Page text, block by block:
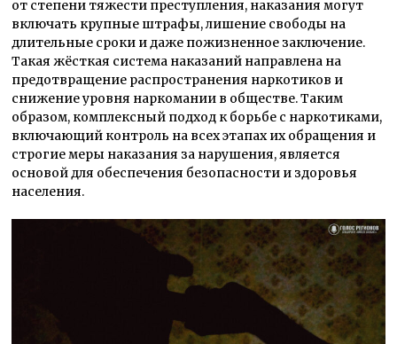
от степени тяжести преступления, наказания могут
включать крупные штрафы, лишение свободы на
длительные сроки и даже пожизненное заключение.
Такая жёсткая система наказаний направлена на
предотвращение распространения наркотиков и
снижение уровня наркомании в обществе. Таким
образом, комплексный подход к борьбе с наркотиками,
включающий контроль на всех этапах их обращения и
строгие меры наказания за нарушения, является
основой для обеспечения безопасности и здоровья
населения.